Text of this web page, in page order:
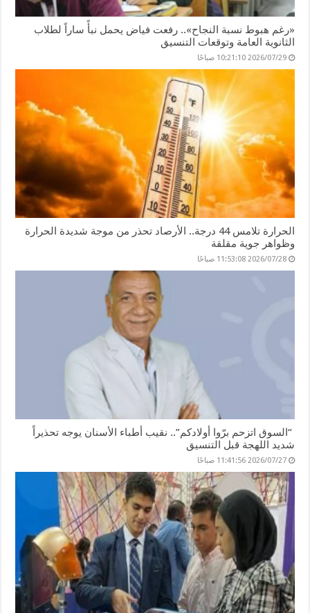
«رغم هبوط نسبة النجاح».. رفعت فياض يحمل نبأً ساراً لطلاب
الثانوية العامة وتوقعات التنسيق
2026/07/29 10:21:10 صباحًا
الحرارة تلامس 44 درجة.. الأرصاد تحذر من موجة شديدة الحرارة
وظواهر جوية مقلقة
2026/07/28 11:53:08 صباحًا
“السوق اتزحم برّوا أولادكم”.. نقيب أطباء الأسنان يوجه تحذيراً
شديد اللهجة قبل التنسيق
2026/07/27 11:41:56 صباحًا